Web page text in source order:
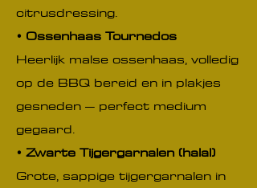
citrusdressing.
• Ossenhaas Tournedos
Heerlijk malse ossenhaas, volledig
op de BBQ bereid en in plakjes
gesneden – perfect medium
gegaard.
• Zwarte Tijgergarnalen (halal)
Grote, sappige tijgergarnalen in